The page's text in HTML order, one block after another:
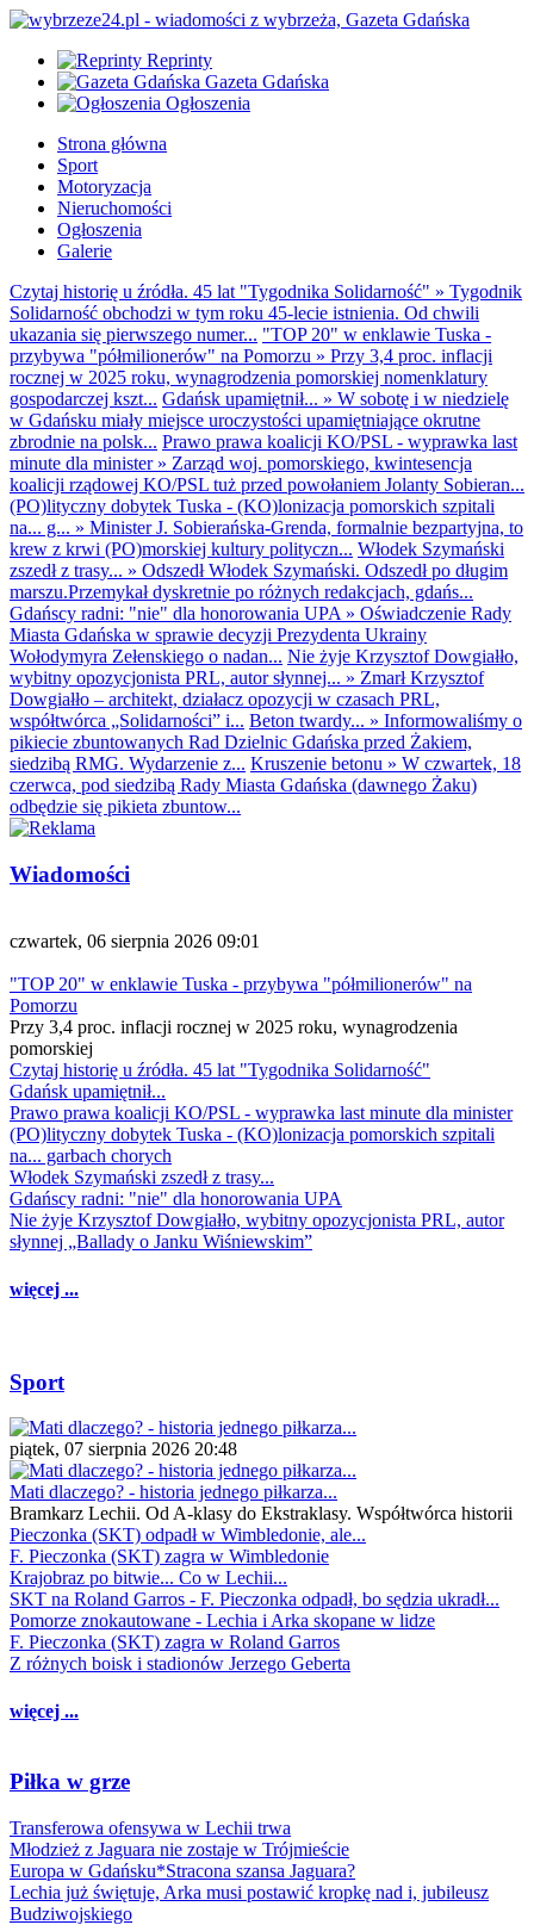
Reprinty
Gazeta Gdańska
Ogłoszenia
Strona główna
Sport
Motoryzacja
Nieruchomości
Ogłoszenia
Galerie
Czytaj historię u źródła. 45 lat "Tygodnika Solidarność" » Tygodnik
Solidarność obchodzi w tym roku 45-lecie istnienia. Od chwili
ukazania się pierwszego numer... "TOP 20" w enklawie Tuska -
przybywa "półmilionerów" na Pomorzu » Przy 3,4 proc. inflacji
rocznej w 2025 roku, wynagrodzenia pomorskiej nomenklatury
gospodarczej kszt... Gdańsk upamiętnił... » W sobotę i w niedzielę
w Gdańsku miały miejsce uroczystości upamiętniające okrutne
zbrodnie na polsk... Prawo prawa koalicji KO/PSL - wyprawka last
minute dla minister» Zarząd woj. pomorskiego, kwintesencja
koalicji rządowej KO/PSL tuż przed powołaniem Jolanty Sobieran...
(PO)lityczny dobytek Tuska - (KO)lonizacja pomorskich szpitali
na... g... » Minister J. Sobierańska-Grenda, formalnie bezpartyjna, to
krew z krwi (PO)morskiej kultury polityczn... Włodek Szymański
zszedł z trasy... » Odszedł Włodek Szymański. Odszedł po długim
marszu.Przemykał dyskretnie po różnych redakcjach, gdańs...
Gdańscy radni: "nie" dla honorowania UPA » Oświadczenie Rady
Miasta Gdańska w sprawie decyzji Prezydenta Ukrainy
Wołodymyra Zełenskiego o nadan... Nie żyje Krzysztof Dowgiałło,
wybitny opozycjonista PRL, autor słynnej... » Zmarł Krzysztof
Dowgiałło – architekt, działacz opozycji w czasach PRL,
współtwórca „Solidarności” i... Beton twardy... » Informowaliśmy o
pikiecie zbuntowanych Rad Dzielnic Gdańska przed Żakiem,
siedzibą RMG. Wydarzenie z... Kruszenie betonu » W czwartek, 18
czerwca, pod siedzibą Rady Miasta Gdańska (dawnego Żaku)
odbędzie się pikieta zbuntow...
Wiadomości
czwartek, 06 sierpnia 2026 09:01
"TOP 20" w enklawie Tuska - przybywa "półmilionerów" na
Pomorzu
Przy 3,4 proc. inflacji rocznej w 2025 roku, wynagrodzenia
pomorskiej
Czytaj historię u źródła. 45 lat "Tygodnika Solidarność"
Gdańsk upamiętnił...
Prawo prawa koalicji KO/PSL - wyprawka last minute dla minister
(PO)lityczny dobytek Tuska - (KO)lonizacja pomorskich szpitali
na... garbach chorych
Włodek Szymański zszedł z trasy...
Gdańscy radni: "nie" dla honorowania UPA
Nie żyje Krzysztof Dowgiałło, wybitny opozycjonista PRL, autor
słynnej „Ballady o Janku Wiśniewskim”
więcej ...
Sport
piątek, 07 sierpnia 2026 20:48
Mati dlaczego? - historia jednego piłkarza...
Bramkarz Lechii. Od A-klasy do Ekstraklasy. Współtwórca historii
Pieczonka (SKT) odpadł w Wimbledonie, ale...
F. Pieczonka (SKT) zagra w Wimbledonie
Krajobraz po bitwie... Co w Lechii...
SKT na Roland Garros - F. Pieczonka odpadł, bo sędzia ukradł...
Pomorze znokautowane - Lechia i Arka skopane w lidze
F. Pieczonka (SKT) zagra w Roland Garros
Z różnych boisk i stadionów Jerzego Geberta
więcej ...
Piłka w grze
Transferowa ofensywa w Lechii trwa
Młodzież z Jaguara nie zostaje w Trójmieście
Europa w Gdańsku*Stracona szansa Jaguara?
Lechia już świętuje, Arka musi postawić kropkę nad i, jubileusz
Budziwojskiego